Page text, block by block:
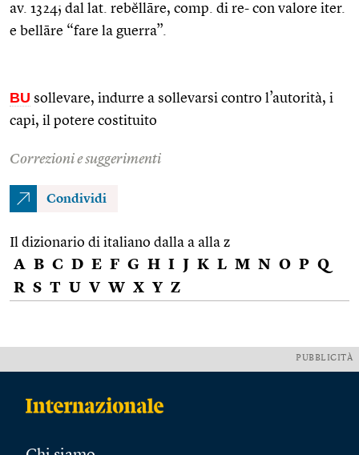
av. 1324; dal lat. rebĕllāre, comp. di re- con valore iter.
e bellāre “fare la guerra”.
BU sollevare, indurre a sollevarsi contro l’autorità, i
capi, il potere costituito
Correzioni e suggerimenti
Condividi
Il dizionario di italiano dalla a alla z
A B C D E F G H I J K L M N O P Q
R S T U V W X Y Z
PUBBLICITÀ